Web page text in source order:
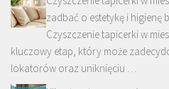
zadbać o estetykę i higienę
Czyszczenie tapicerki w
kluczowy etap, który może
lokatorów oraz uniknięciu …